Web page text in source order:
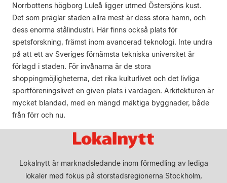
Norrbottens högborg Luleå ligger utmed Östersjöns kust.
Det som präglar staden allra mest är dess stora hamn, och
dess enorma stålindustri. Här finns också plats för
spetsforskning, främst inom avancerad teknologi. Inte undra
på att ett av Sveriges förnämsta tekniska universitet är
förlagd i staden. För invånarna är de stora
shoppingmöjligheterna, det rika kulturlivet och det livliga
sportföreningslivet en given plats i vardagen. Arkitekturen är
mycket blandad, med en mängd mäktiga byggnader, både
från förr och nu.
Lokalnytt är marknadsledande inom förmedling av lediga
lokaler med fokus på storstadsregionerna Stockholm,